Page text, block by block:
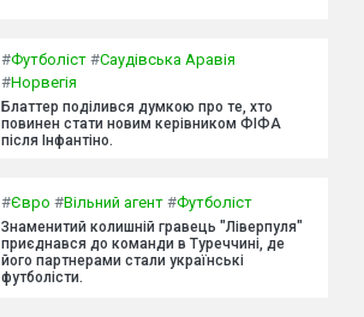
#Футболіст #Саудівська Аравія
#Норвегія
Блаттер поділився думкою про те, хто
повинен стати новим керівником ФІФА
після Інфантіно.
#Євро #Вільний агент #Футболіст
Знаменитий колишній гравець "Ліверпуля"
приєднався до команди в Туреччині, де
його партнерами стали українські
футболісти.